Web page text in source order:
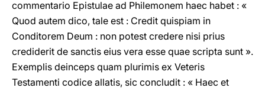
commentario Epistulae ad Philemonem haec habet : «
Quod autem dico, tale est : Credit quispiam in
Conditorem Deum : non potest credere nisi prius
crediderit de sanctis eius vera esse quae scripta sunt ».
Exemplis deinceps quam plurimis ex Veteris
Testamenti codice allatis, sic concludit : « Haec et